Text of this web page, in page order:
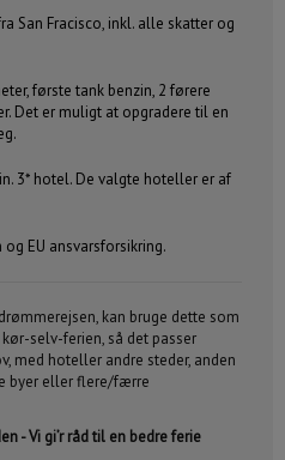
San Fracisco, inkl. alle skatter og
første tank benzin, 2 førere
Det er muligt at opgradere til en
3* hotel. De valgte hoteller er af
EU ansvarsforsikring.
kan bruge dette som
selv-ferien, så det passer
med hoteller andre steder, anden
byer eller flere/færre
- Vi gi’r råd til en bedre ferie